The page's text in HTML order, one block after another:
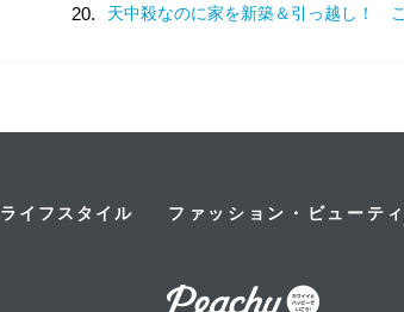
20. 天中殺なのに家を新築＆引っ越し！ これって大丈夫？【ユミリーのお悩み相談室】
ライフスタイル ファッション・ビューティ